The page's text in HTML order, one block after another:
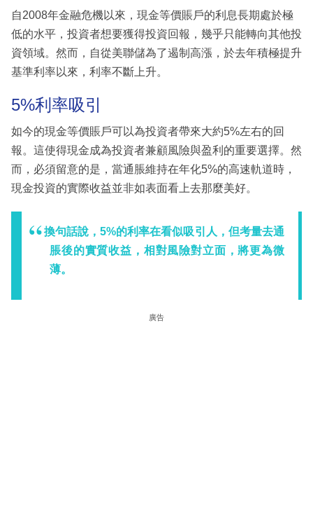
自2008年金融危機以來，現金等價賬戶的利息長期處於極
低的水平，投資者想要獲得投資回報，幾乎只能轉向其他投
資領域。然而，自從美聯儲為了遏制高漲，於去年積極提升
基準利率以來，利率不斷上升。
5%利率吸引
如今的現金等價賬戶可以為投資者帶來大約5%左右的回
報。這使得現金成為投資者兼顧風險與盈利的重要選擇。然
而，必須留意的是，當通脹維持在年化5%的高速軌道時，
現金投資的實際收益並非如表面看上去那麼美好。
換句話說，5%的利率在看似吸引人，但考量去通
脹後的實質收益，相對風險對立面，將更為微
薄。
廣告